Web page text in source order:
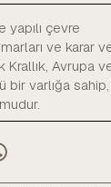
yapılı çevre
ve karar
Krallık, Avrupa
varlığa